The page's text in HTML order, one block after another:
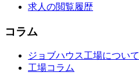
求人の閲覧履歴
コラム
ジョブハウス工場について
工場コラム